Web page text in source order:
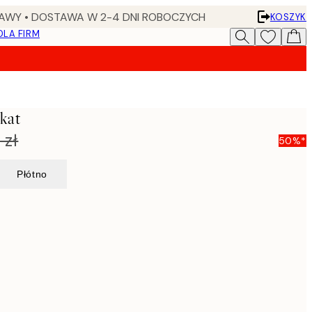
• DOSTAWA W 2-4 DNI ROBOCZYCH
KOSZYK
FIRM
50%*
Płótno